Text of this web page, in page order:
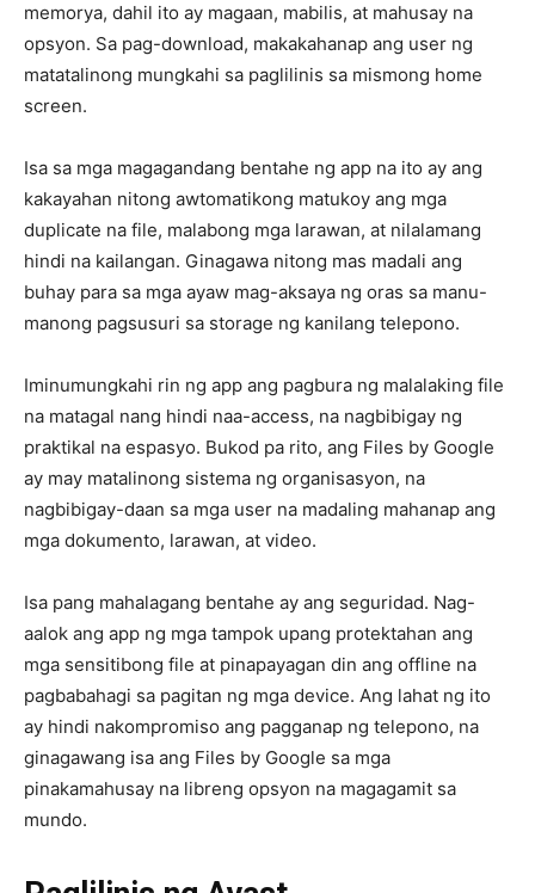
memorya, dahil ito ay magaan, mabilis, at mahusay na
opsyon. Sa pag-download, makakahanap ang user ng
matatalinong mungkahi sa paglilinis sa mismong home
screen.
Isa sa mga magagandang bentahe ng app na ito ay ang
kakayahan nitong awtomatikong matukoy ang mga
duplicate na file, malabong mga larawan, at nilalamang
hindi na kailangan. Ginagawa nitong mas madali ang
buhay para sa mga ayaw mag-aksaya ng oras sa manu-
manong pagsusuri sa storage ng kanilang telepono.
Iminumungkahi rin ng app ang pagbura ng malalaking file
na matagal nang hindi naa-access, na nagbibigay ng
praktikal na espasyo. Bukod pa rito, ang Files by Google
ay may matalinong sistema ng organisasyon, na
nagbibigay-daan sa mga user na madaling mahanap ang
mga dokumento, larawan, at video.
Isa pang mahalagang bentahe ay ang seguridad. Nag-
aalok ang app ng mga tampok upang protektahan ang
mga sensitibong file at pinapayagan din ang offline na
pagbabahagi sa pagitan ng mga device. Ang lahat ng ito
ay hindi nakompromiso ang pagganap ng telepono, na
ginagawang isa ang Files by Google sa mga
pinakamahusay na libreng opsyon na magagamit sa
mundo.